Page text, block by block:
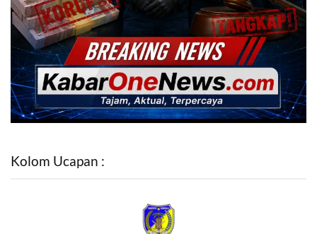
Kolom Ucapan :